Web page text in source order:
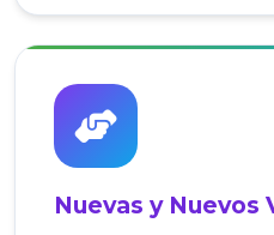
Nuevas y Nuevos